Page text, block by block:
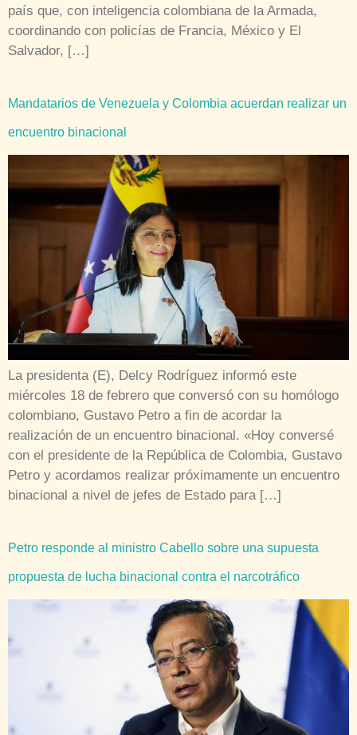
país que, con inteligencia colombiana de la Armada,
coordinando con policías de Francia, México y El
Salvador, […]
Mandatarios de Venezuela y Colombia acuerdan realizar un
encuentro binacional
La presidenta (E), Delcy Rodríguez informó este
miércoles 18 de febrero que conversó con su homólogo
colombiano, Gustavo Petro a fin de acordar la
realización de un encuentro binacional. «Hoy conversé
con el presidente de la República de Colombia, Gustavo
Petro y acordamos realizar próximamente un encuentro
binacional a nivel de jefes de Estado para […]
Petro responde al ministro Cabello sobre una supuesta
propuesta de lucha binacional contra el narcotráfico